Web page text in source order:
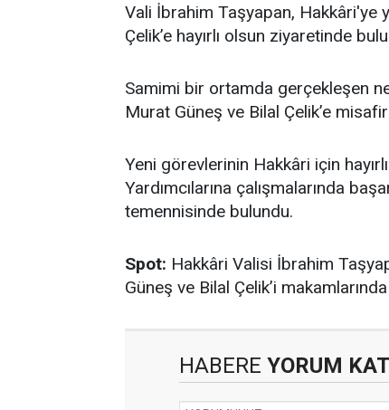
Vali İbrahim Taşyapan, Hakkâri'ye
Çelik’e hayırlı olsun ziyaretinde
Samimi bir ortamda gerçekleşen
Murat Güneş ve Bilal Çelik’e
Yeni görevlerinin Hakkâri için
Yardımcılarına çalışmalarında
temennisinde bulundu.
Spot: Hakkâri Valisi İbrahim
Güneş ve Bilal Çelik’i
HABERE YORUM KAT